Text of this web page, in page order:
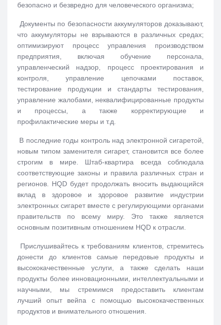
безопасно и безвредно для человеческого организма;
Документы по безопасности аккумуляторов доказывают,
что аккумуляторы не взрываются в различных средах;
оптимизируют процесс управления производством
предприятия, включая обучение персонала,
управленческий надзор, процесс проектирования и
контроля, управление цепочками поставок,
тестирование продукции и стандарты тестирования,
управление жалобами, неквалифицированные продукты
и процессы, а также корректирующие и
профилактические меры и т.д.
В последние годы контроль над электронной сигаретой,
новым типом заменителя сигарет, становится все более
строгим в мире. Штаб-квартира всегда соблюдала
соответствующие законы и правила различных стран и
регионов. HQD будет продолжать вносить выдающийся
вклад в здоровое и здоровое развитие индустрии
электронных сигарет вместе с регулирующими органами
правительств по всему миру. Это также является
основным позитивным отношением HQD к отрасли.
Прислушивайтесь к требованиям клиентов, стремитесь
донести до клиентов самые передовые продукты и
высококачественные услуги, а также сделать наши
продукты более инновационными, интеллектуальными и
научными, мы стремимся предоставить клиентам
лучший опыт вейпа с помощью высококачественных
продуктов и внимательного отношения.